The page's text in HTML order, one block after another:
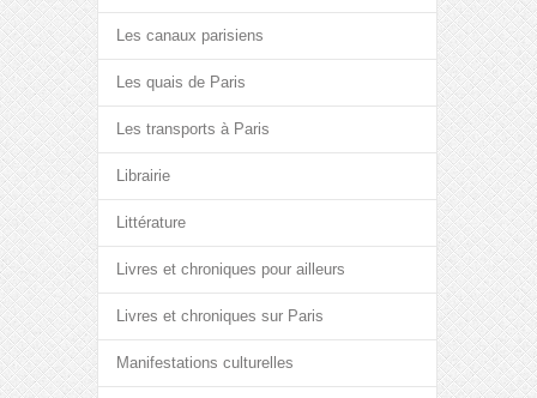
Les canaux parisiens
Les quais de Paris
Les transports à Paris
Librairie
Littérature
Livres et chroniques pour ailleurs
Livres et chroniques sur Paris
Manifestations culturelles